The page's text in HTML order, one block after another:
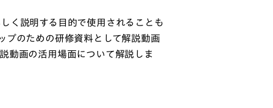
く説明する目的で使用されることも
プのための研修資料として解説動画
動画の活用場面について解説しま